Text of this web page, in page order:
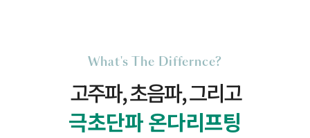
What's The Differnce?
고주파, 초음파, 그리고
극초단파 온다리프팅